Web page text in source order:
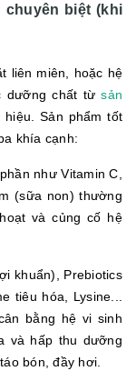
biệt (khi
liên miên, hoặc hệ
dưỡng chất từsản
Sản phẩm tốt
khía cạnh:
như Vitamin C,
(sữa non) thường
và củng cố hệ
khuẩn), Prebiotics
tiêu hóa, Lysine...
bằng hệ vi sinh
và hấp thu dưỡng
bón, đầy hơi.